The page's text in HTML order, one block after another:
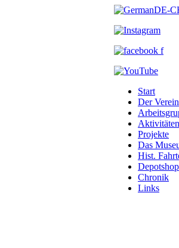
Start
Der Verein
Aktivitäten
Projekte
Das
Hist.
Depotshop
Chronik
Links